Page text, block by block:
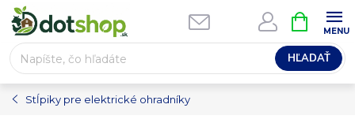
Prejsť
na
obsah
HĽADAŤ
KOŠÍK
Stĺpiky pre elektrické ohradníky